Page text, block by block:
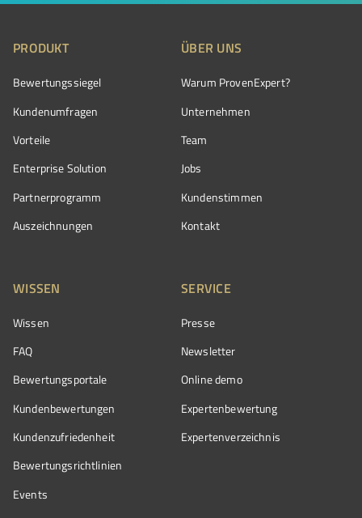
PRODUKT
Bewertungssiegel
Kundenumfragen
Vorteile
Enterprise Solution
Partnerprogramm
Auszeichnungen
ÜBER UNS
Warum ProvenExpert?
Unternehmen
Team
Jobs
Kundenstimmen
Kontakt
WISSEN
Wissen
FAQ
Bewertungsportale
Kundenbewertungen
Kundenzufriedenheit
Bewertungs­richtlinien
Events
SERVICE
Presse
Newsletter
Online demo
Expertenbewertung
Expertenverzeichnis